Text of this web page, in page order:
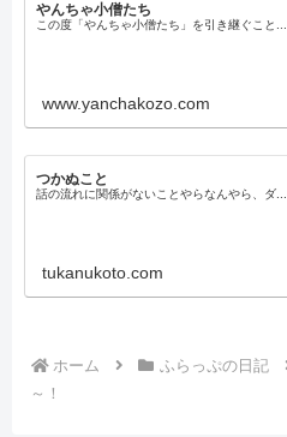
やんちゃ小僧たち
この度「やんちゃ小僧たち」を引き継ぐこと...
www.yanchakozo.com
つかぬこと
話の流れに関係がないことやらなんやら、ダ...
tukanukoto.com
ホーム ふらっぷの日記
～！